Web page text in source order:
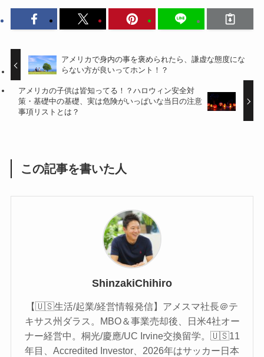
アメリカで身内の事を褒められたら、謙虚な態度にな
らない方が良いってホント！？
アメリカの子供は皆知ってる！？ハロウィン安全対
策・基礎中の基礎、実は危険がいっぱいな当日の注意
事項リストとは？
この記事を書いた人
ShinzakiChihiro
【🇺🇸生活/起業/経営情報発信】アメスマ社長＠テ
キサス州ダラス。MBO＆事業売却後、日米4社オー
ナー経営中。桐光/慶應/UC Irvine交換留学。🇺🇸11
年目、Accredited Investor、2026年はサッカー日本